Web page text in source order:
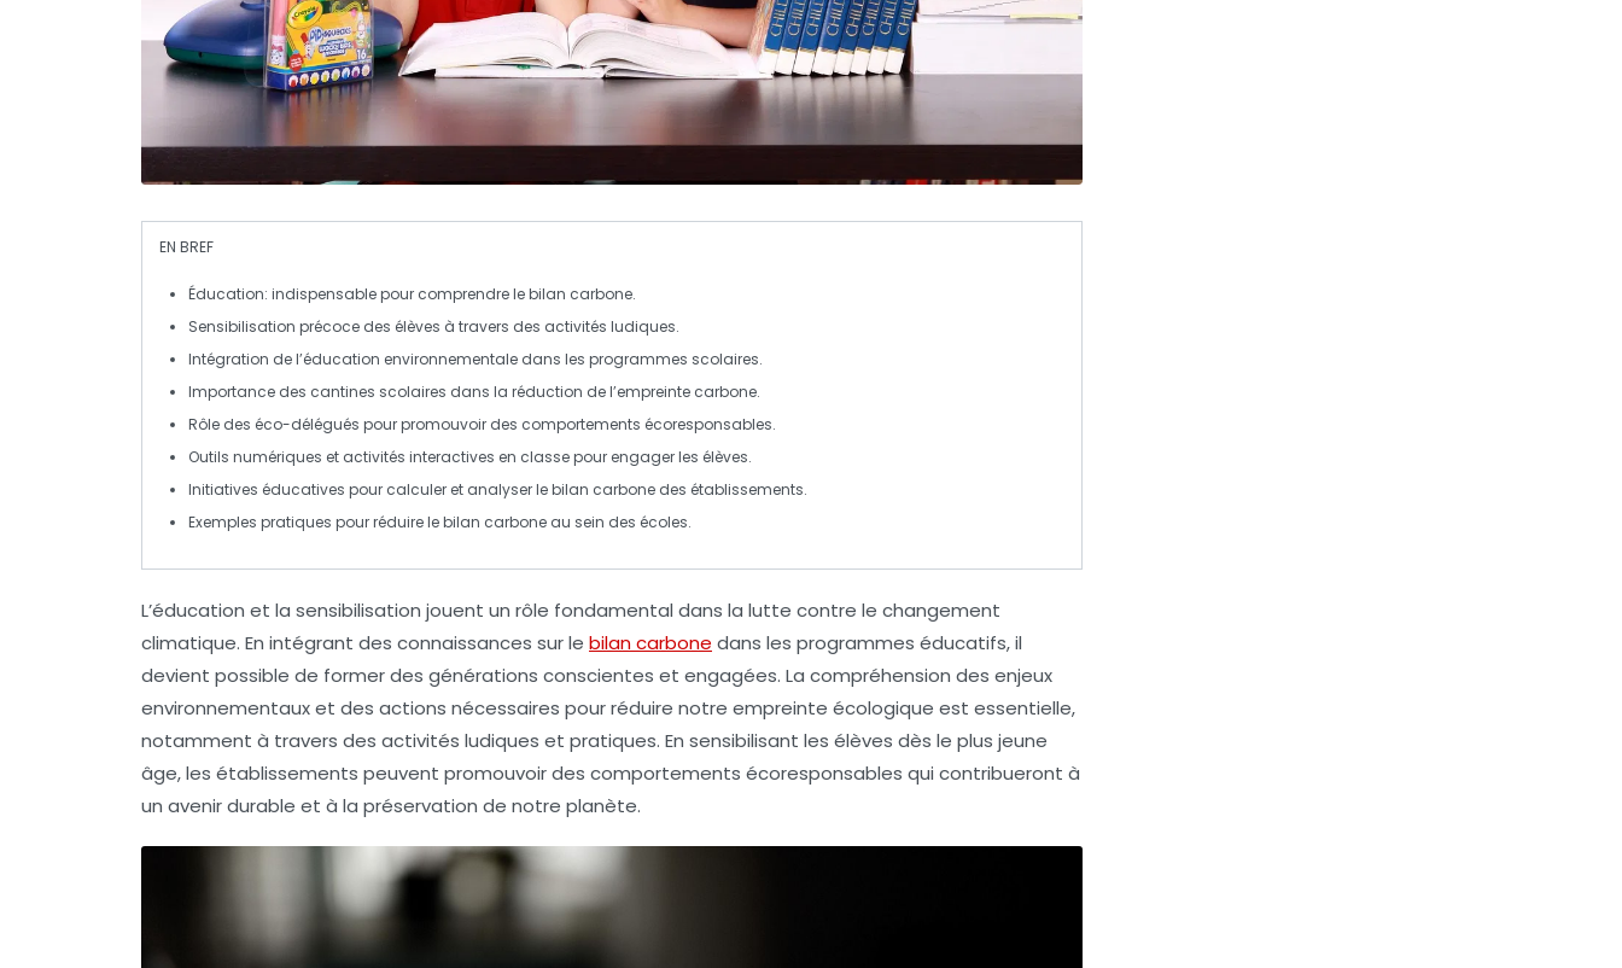
EN BREF
Éducation: indispensable pour comprendre lebilan carbone.
Sensibilisation précoce des élèves à travers des activités ludiques.
Intégration de l’éducation environnementale dans les programmes scolaires.
Importance des cantines scolaires dans la réduction de l’empreinte carbone.
Rôle des éco-délégués pour promouvoir des comportements écoresponsables.
Outils numériques et activités interactives en classe pour engager les élèves.
Initiatives éducatives pour calculer et analyser lebilan carbone des établissements.
Exemples pratiques pour réduire lebilan carbone au sein des écoles.
L’éducation et la sensibilisation jouent un rôle fondamental dans la lutte contre le changement
climatique. En intégrant des connaissances sur le bilan carbone dans les programmes éducatifs, il
devient possible de former des générations conscientes et engagées. La compréhension des enjeux
environnementaux et des actions nécessaires pour réduire notre empreinte écologique est essentielle,
notamment à travers des activités ludiques et pratiques. En sensibilisant les élèves dès le plus jeune
âge, les établissements peuvent promouvoir des comportements écoresponsables qui contribueront à
un avenir durable et à la préservation de notre planète.